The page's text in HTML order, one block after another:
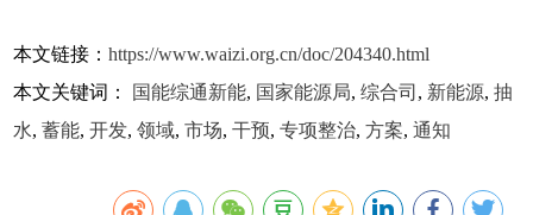
本文链接：https://www.waizi.org.cn/doc/204340.html
本文关键词：
国能综通新能, 国家能源局,综合司 , 新能源,抽
水,蓄能,开发,领域,市场,干预,专项整治,方案,通知